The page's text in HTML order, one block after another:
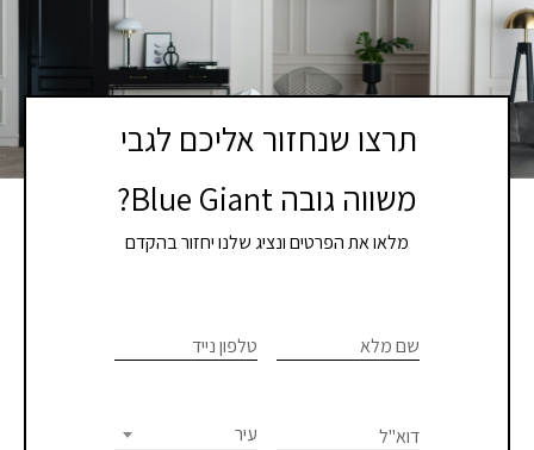
תרצו שנחזור אליכם לגבי
משווה גובה Blue Giant?
מלאו את הפרטים ונציג שלנו יחזור בהקדם
קשר
שם מלא טלפון נייד
דוא"ל עיר
are
this